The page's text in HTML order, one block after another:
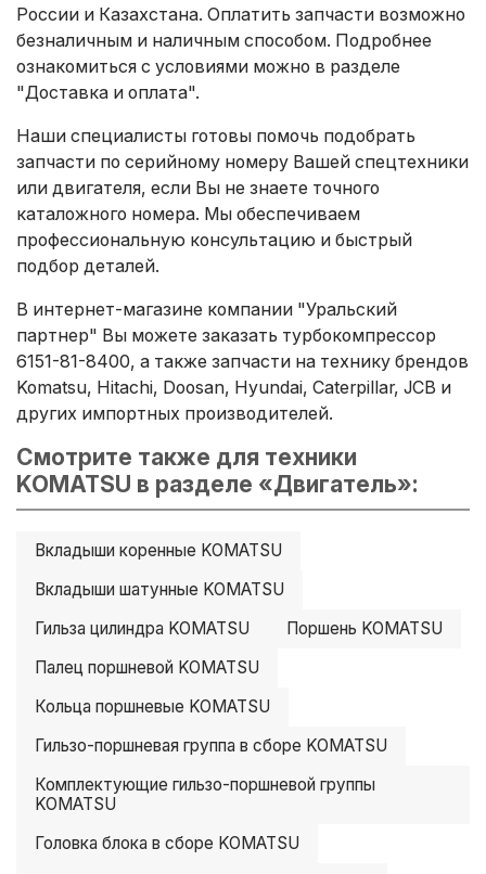
России и Казахстана. Оплатить запчасти возможно
безналичным и наличным способом. Подробнее
ознакомиться с условиями можно в разделе
"Доставка и оплата".
Наши специалисты готовы помочь подобрать
запчасти по серийному номеру Вашей спецтехники
или двигателя, если Вы не знаете точного
каталожного номера. Мы обеспечиваем
профессиональную консультацию и быстрый
подбор деталей.
В интернет-магазине компании "Уральский
партнер" Вы можете заказать турбокомпрессор
6151-81-8400, а также запчасти на технику брендов
Komatsu, Hitachi, Doosan, Hyundai, Caterpillar, JCB и
других импортных производителей.
Смотрите также для техники
KOMATSU в разделе «Двигатель»:
Вкладыши коренные KOMATSU
Вкладыши шатунные KOMATSU
Гильза цилиндра KOMATSU
Поршень KOMATSU
Палец поршневой KOMATSU
Кольца поршневые KOMATSU
Гильзо-поршневая группа в сборе KOMATSU
Комплектующие гильзо-поршневой группы
KOMATSU
Головка блока в сборе KOMATSU